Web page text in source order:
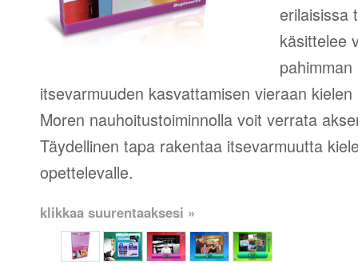
erilaisissa
käsittelee
itsevarmuuden kasvattamisen vieraan
Moren nauhoitustoiminnolla voit verrata
Täydellinen tapa rakentaa itsevarmuutta
opettelevalle.
klikkaa suurentaaksesi »